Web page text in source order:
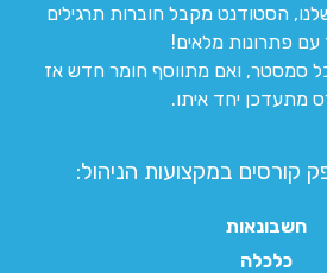
הסטודנט מקבל חוברות תרגילים
עם פתרונות מלאים!
סמסטר, ואם מתווסף חומר חדש אז
מתעדכן יחד איתו.
קורסים במקצועות הניהול:
חשבונאות
כלכלה